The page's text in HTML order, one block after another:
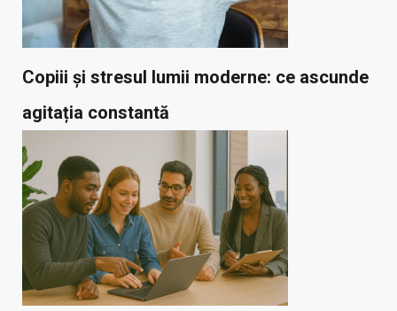
Copiii și stresul lumii moderne: ce ascunde
agitația constantă